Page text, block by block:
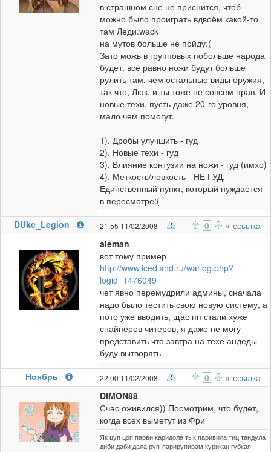
в страшном сне не приснится, чтоб
можно было проиграть вдвоём какой-то
там Леди:wack
на мутов больше не пойду:(
Зато можь в групповых побольше народа
будет, всё равно ножи будут больше
рулить там, чем остальные виды оружия,
так что, Люк, и ты тоже не совсем прав. И
новые техи, пусть даже 20-го уровня,
мало чем помогут.
1). Дробы улучшить - гуд
2). Новые техи - гуд
3). Влияние контузии на ножи - гуд (имхо)
4). Меткость/ловкость - НЕ ГУД.
Единственный пункт, который нуждается
в пересмотре:(
DUke_Legion
21:55 11/02/2008 0 » ссылка
aleman
вот тому пример
http://www.icedland.ru/warlog.php?
logid=1476049
чет явно перемудрили админы, сначала
надо было тестить свою новую систему, а
пото уже вводить, щас пп стали хуже
снайперов читеров, я даже не могу
представить что завтра на техе андеды
буду вытворять
Ноябрь
22:00 11/02/2008 0 » ссылка
DIMON88
Счас оживился)) Посмотрим, что будет,
когда всех выметут из Фри
Як цуп цоп парви каридола тык паривила тиц тандула
диби даби дала руп-парирупирам курикан губкая